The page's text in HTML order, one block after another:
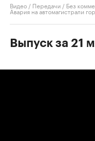
Видео / Передачи / Без
Авария на автомагистрали
Выпуск за 21